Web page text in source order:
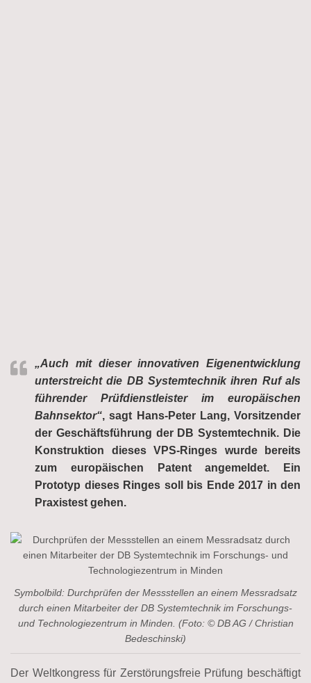
„Auch mit dieser innovativen Eigenentwicklung
unterstreicht die DB Systemtechnik ihren Ruf als
führender Prüfdienstleister im europäischen
Bahnsektor“, sagt Hans-Peter Lang, Vorsitzender
der Geschäftsführung der DB Systemtechnik. Die
Konstruktion dieses VPS-Ringes wurde bereits
zum europäischen Patent angemeldet. Ein
Prototyp dieses Ringes soll bis Ende 2017 in den
Praxistest gehen.
Symbolbild: Durchprüfen der Messstellen an einem Messradsatz
durch einen Mitarbeiter der DB Systemtechnik im Forschungs-
und Technologiezentrum in Minden. (Foto: © DB AG / Christian
Bedeschinski)
Der Weltkongress für Zerstörungsfreie Prüfung beschäftigt